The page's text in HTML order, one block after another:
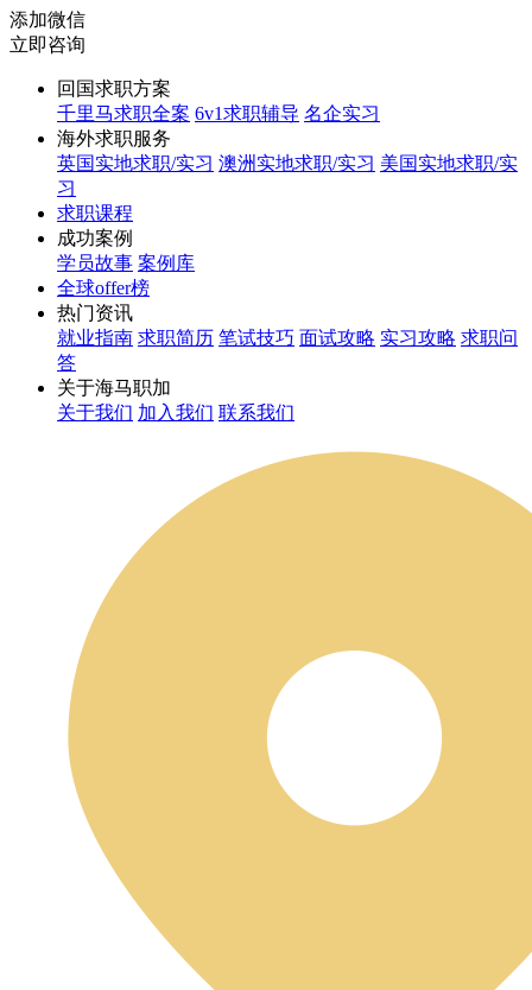
添加微信
立即咨询
回国求职方案
千里马求职全案 6v1求职辅导 名企实习
海外求职服务
英国实地求职/实习 澳洲实地求职/实习 美国实地求职/实
习
求职课程
成功案例
学员故事 案例库
全球offer榜
热门资讯
就业指南 求职简历 笔试技巧 面试攻略 实习攻略 求职问
答
关于海马职加
关于我们 加入我们 联系我们